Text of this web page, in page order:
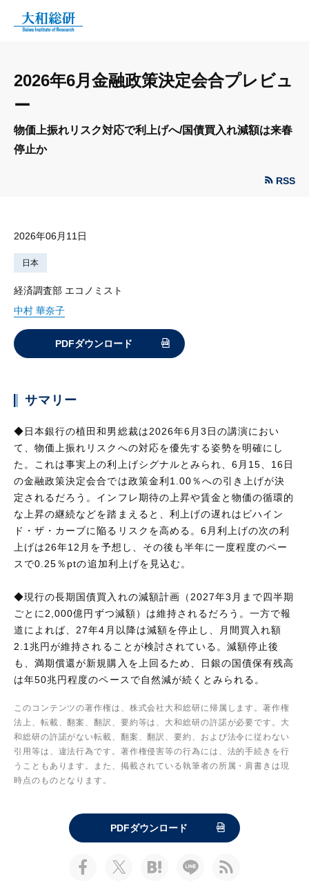
2026年6月金融政策決定会合プレビュ
ー
物価上振れリスク対応で利上げへ/国債買入れ減額は来春
停止か
RSS
2026年06月11日
日本
経済調査部 エコノミスト
中村 華奈子
PDFダウンロード
サマリー
◆日本銀行の植田和男総裁は2026年6月3日の講演におい
て、物価上振れリスクへの対応を優先する姿勢を明確にし
た。これは事実上の利上げシグナルとみられ、6月15、16日
の金融政策決定会合では政策金利1.00％への引き上げが決
定されるだろう。インフレ期待の上昇や賃金と物価の循環的
な上昇の継続などを踏まえると、利上げの遅れはビハイン
ド・ザ・カーブに陥るリスクを高める。6月利上げの次の利
上げは26年12月を予想し、その後も半年に一度程度のペー
スで0.25％ptの追加利上げを見込む。
◆現行の長期国債買入れの減額計画（2027年3月まで四半期
ごとに2,000億円ずつ減額）は維持されるだろう。一方で報
道によれば、27年4月以降は減額を停止し、月間買入れ額
2.1兆円が維持されることが検討されている。減額停止後
も、満期償還が新規購入を上回るため、日銀の国債保有残高
は年50兆円程度のペースで自然減が続くとみられる。
このコンテンツの著作権は、株式会社大和総研に帰属します。著作権
法上、転載、翻案、翻訳、要約等は、大和総研の許諾が必要です。大
和総研の許諾がない転載、翻案、翻訳、要約、および法令に従わない
引用等は、違法行為です。著作権侵害等の行為には、法的手続きを行
うこともあります。また、掲載されている執筆者の所属・肩書きは現
時点のものとなります。
PDFダウンロード